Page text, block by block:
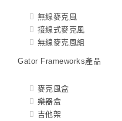
無線麥克風
接線式麥克風
無線麥克風組
Gator Frameworks產品
麥克風盒
樂器盒
吉他架